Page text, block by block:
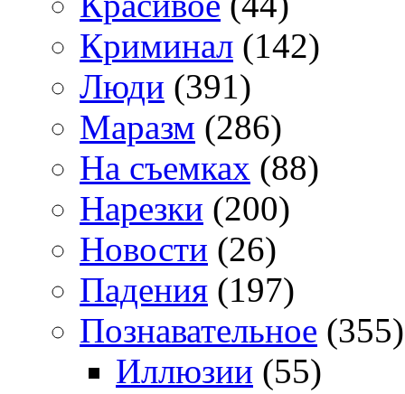
Криминал (142)
Люди (391)
Маразм (286)
На съемках (88)
Нарезки (200)
Новости (26)
Падения (197)
Познавательное (355)
Иллюзии (55)